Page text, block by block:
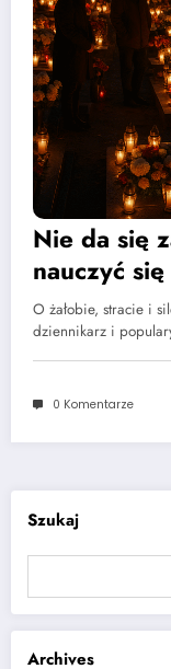
Nie da się
nauczyć
O żałobie, stracie i
dziennikarz i
0 Komentarze
Szukaj
Archives